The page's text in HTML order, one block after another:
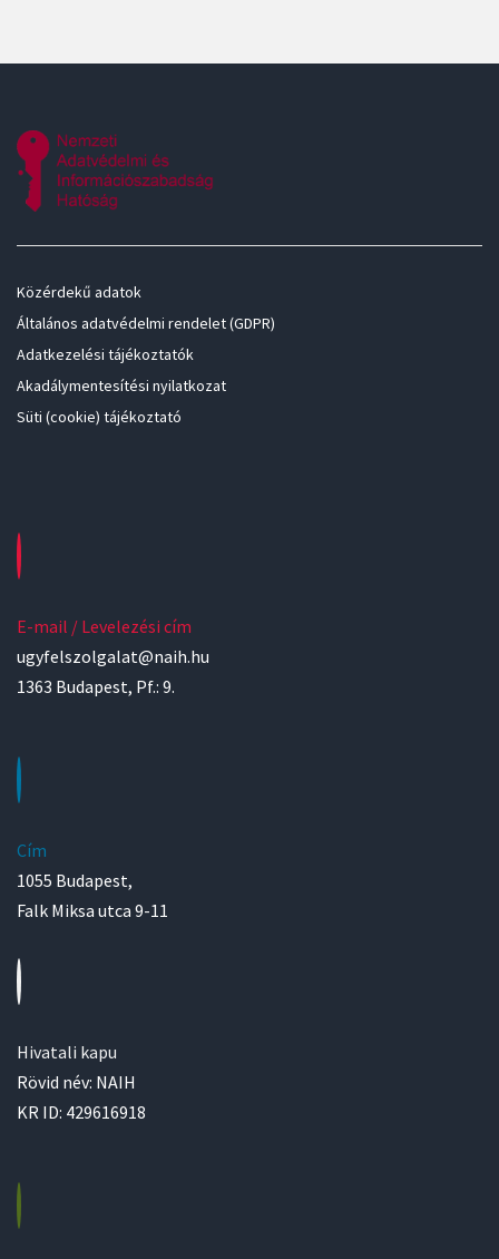
Közérdekű adatok
Általános adatvédelmi rendelet (GDPR)
Adatkezelési tájékoztatók
Akadálymentesítési nyilatkozat
Süti (cookie) tájékoztató
E-mail / Levelezési cím
ugyfelszolgalat@naih.hu
1363 Budapest, Pf.: 9.
Cím
1055 Budapest,
Falk Miksa utca 9-11
Hivatali kapu
Rövid név: NAIH
KR ID: 429616918